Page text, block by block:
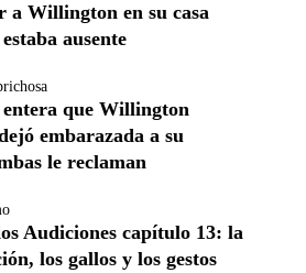
a Willington en su casa
ausente
que Willington
embarazada a su
le reclaman
Audiciones capítulo 13: la
los gallos y los gestos